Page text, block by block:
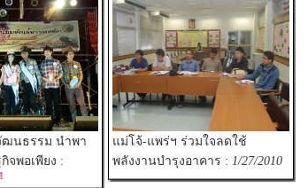
ฒนธรรม นำพา
จพอเพียง :
แม่โจ้-แพร่ฯ ร่วมใจลดใช้
พลังงานบำรุงอาคาร : 1/27/2010